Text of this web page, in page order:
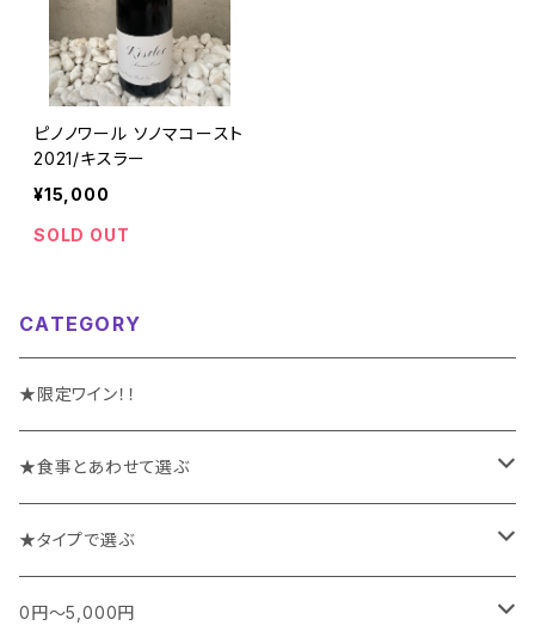
ピノノワール ソノマコースト
2021/キスラー
¥15,000
SOLD OUT
CATEGORY
★限定ワイン！！
★食事とあわせて選ぶ
チーズや前菜と楽しむワイン
お魚料理と楽しむワイン
★タイプで選ぶ
スパークリング
0円～5,000円